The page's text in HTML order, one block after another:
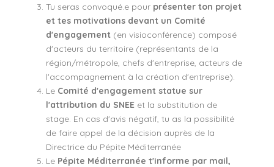
Tu seras convoqué.e pour présenter ton projet
et tes motivations devant un Comité
d'engagement (en visioconférence) composé
d'acteurs du territoire (représentants de la
région/métropole, chefs d'entreprise, acteurs de
l'accompagnement à la création d'entreprise).
Le Comité d'engagement statue sur
l'attribution du SNEE et la substitution de
stage. En cas d'avis négatif, tu as la possibilité
de faire appel de la décision auprès de la
Directrice du Pépite Méditerranée
Le Pépite Méditerranée t'informe par mail,